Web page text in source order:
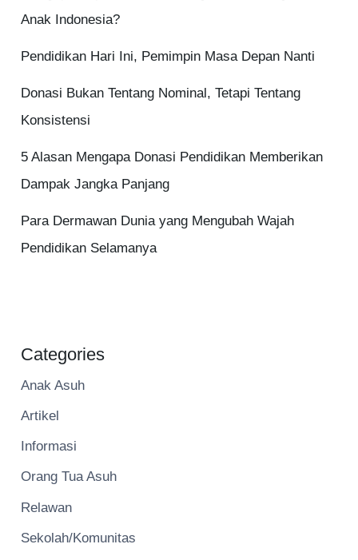
Anak Indonesia?
Pendidikan Hari Ini, Pemimpin Masa Depan Nanti
Donasi Bukan Tentang Nominal, Tetapi Tentang
Konsistensi
5 Alasan Mengapa Donasi Pendidikan Memberikan
Dampak Jangka Panjang
Para Dermawan Dunia yang Mengubah Wajah
Pendidikan Selamanya
Categories
Anak Asuh
Artikel
Informasi
Orang Tua Asuh
Relawan
Sekolah/Komunitas